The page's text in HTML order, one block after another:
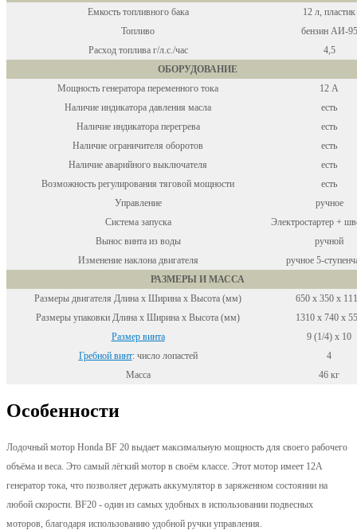
Емкость топливного бака
12 л, пластик
Топливо
бензин АИ-95
Расход топлива г/л.с./час
4,5
ОБОРУДОВАНИЕ
Мощность генератора переменного тока
12 А
Наличие индикатора давления масла
есть
Наличие индикатора перегрева
есть
Наличие ограничителя оборотов
есть
Наличие аварийного выключателя
есть
Возможность регулирования тяговой мощности
есть
Управление
ручное
Система запуска
Электростартер +
Вынос винта из воды
ручной
Изменение наклона двигателя
ручное 5-
РАЗМЕРЫ И МАССА
Размеры двигателя Длина x Ширина x Высота (мм)
650 x 350 x
Размеры упаковки Длина x Ширина x Высота (мм)
1310 x 740 x
Размер винта
9 (1/4) х 10
Гребной винт: число лопастей
4
Масса
46 кг
Особенности
Лодочный мотор Honda BF 20 выдает максимальную мощность для своего рабочего
объёма и веса. Это самый лёгкий мотор в своём классе. Этот мотор имеет 12А
генератор тока, что позволяет держать аккумулятор в заряженном состоянии на
любой скорости. BF20 - один из самых удобных в использовании подвесных
моторов, благодаря использованию удобной ручки управления.